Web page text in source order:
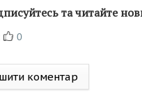
та читайте
0
коментар